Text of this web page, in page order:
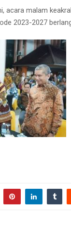
acara malam
2023-2027